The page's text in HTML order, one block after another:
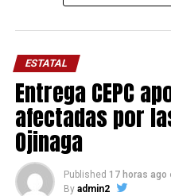
ESTATAL
Entrega CEPC
afectadas por
Ojinaga
Published 17 horas ago
By admin2